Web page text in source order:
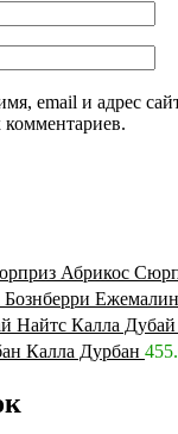
email и адрес
Абрикос
Калла
Калла Дурбан